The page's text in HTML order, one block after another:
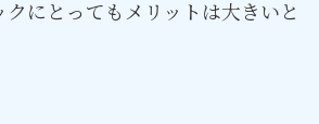
にとってもメリットは大きいと